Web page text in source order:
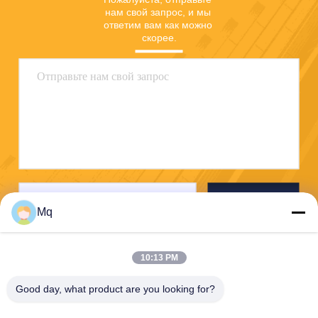
нам свой запрос, и мы
ответим вам как можно
скорее.
Mq
10:13 PM
Good day, what product are you looking for?